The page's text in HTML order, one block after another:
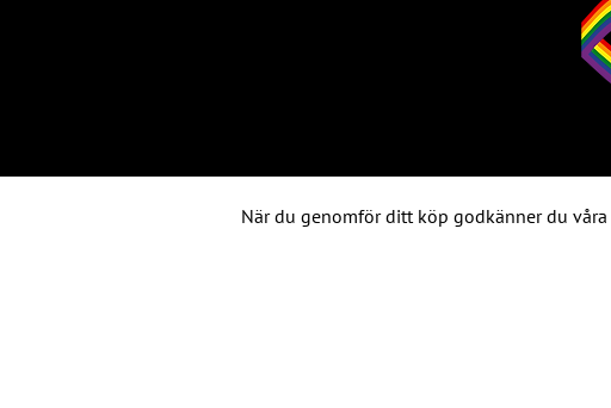
När du genomför ditt köp godkänner du våra